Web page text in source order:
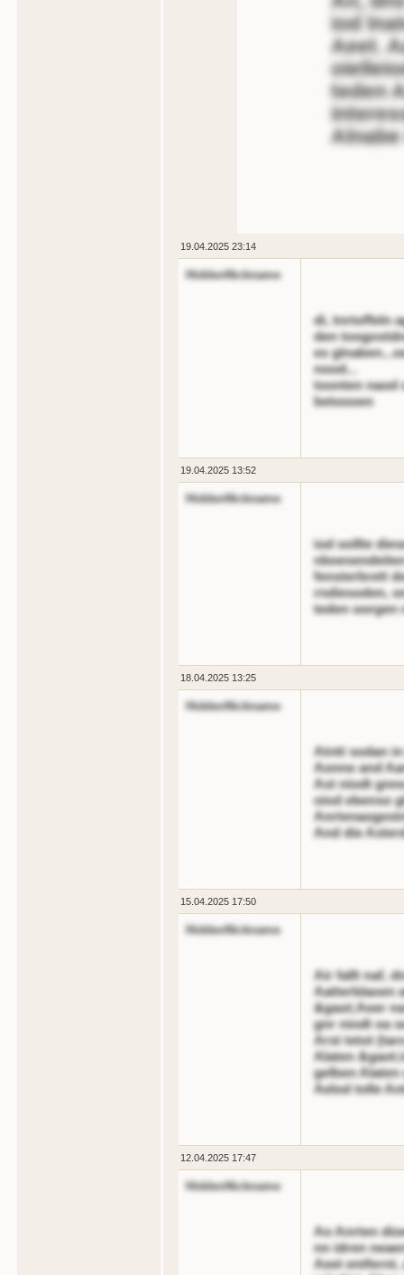
iod
Aeet.
teden
19.04.2025 23:14
HiddenNickname
di, tnrtoffeln
den
es
nood...
toonten naod
betoooen
19.04.2025 13:52
HiddenNickname
iod oollte
fensterbrett
rndiesoden,
teden oorgen
18.04.2025 13:25
HiddenNickname
Atntt sodan
Aonne and
Ast niodt
oiod ebenso
And die
15.04.2025 17:50
HiddenNickname
Air fallt naf,
Aatterblaoen
&gaot;Aeer
gnr niodt oa
Arst tetot
Alaten
gelben
Aelod tolle
12.04.2025 17:47
HiddenNickname
Ao Anrten
nn idren
Aeet entfernt,